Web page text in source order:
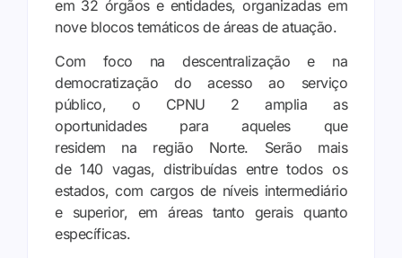
em 32 órgãos e entidades, organizadas em
nove blocos temáticos de áreas de atuação.
Com foco na descentralização e na
democratização do acesso ao serviço
público, o CPNU 2 amplia as
oportunidades para aqueles que
residem na região Norte. Serão mais
de 140 vagas, distribuídas entre todos os
estados, com cargos de níveis intermediário
e superior, em áreas tanto gerais quanto
específicas.